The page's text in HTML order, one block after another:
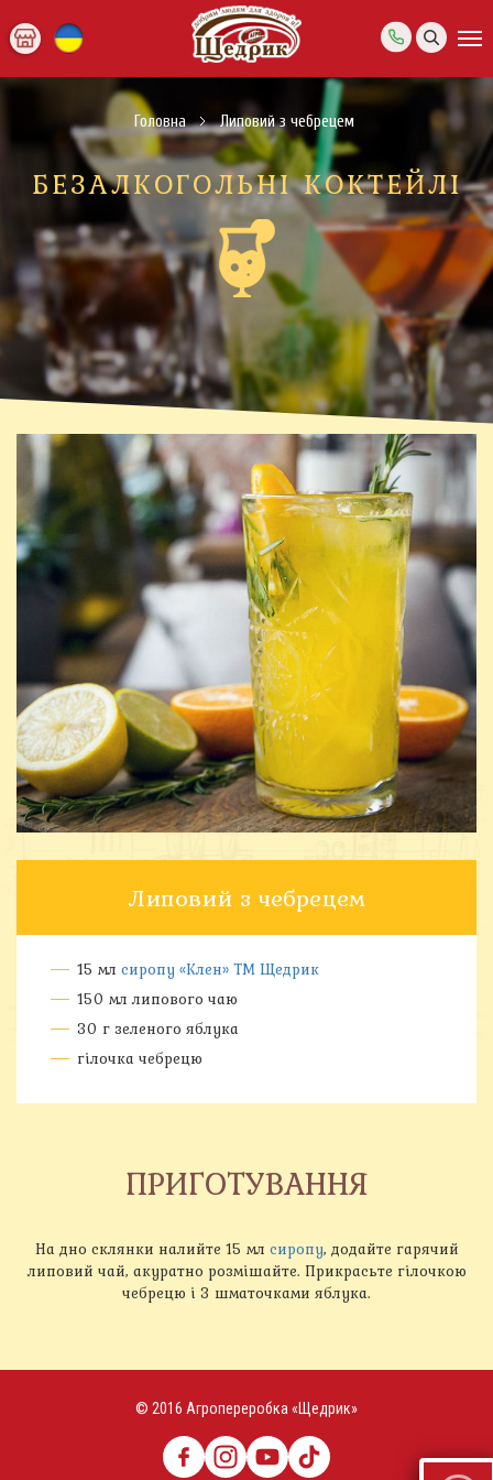
Головна Липовий з чебрецем
БЕЗАЛКОГОЛЬНІ КОКТЕЙЛІ
Липовий з чебрецем
15 млсиропу «Клен» ТМ Щедрик
150 мл липового чаю
30 г зеленого яблука
гілочка чебрецю
ПРИГОТУВАННЯ
На дно склянки налийте 15 мл сиропу, додайте гарячий
липовий чай, акуратно розмішайте. Прикрасьте гілочкою
чебрецю і 3 шматочками яблука.
© 2016 Агропереробка «Щедрик»